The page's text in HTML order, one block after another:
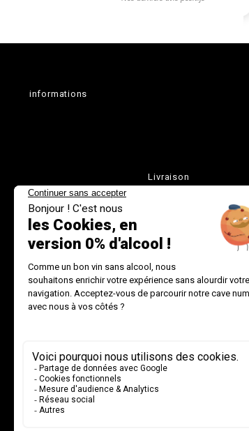
informations
Livraison
Conditions Générales de Ventes
Paiement sécurisé
Données personnelles et cookies
Contact
Politique de retours et de
Programme de fidélité et parrainage Pierre
Plan du site
Blog